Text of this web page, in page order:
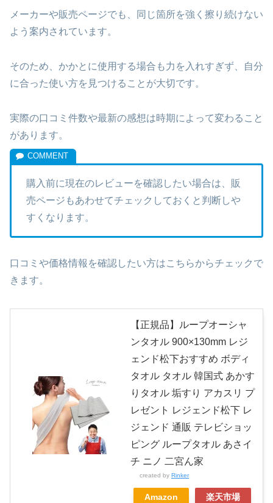
メーカーや販売ページでも、同じ箇所を強く擦り続けない
よう案内されています。
そのため、かかとに使用する場合も力を入れすぎず、自分
に合った使い方を見つけることが大切です。
実際の口コミ件数や最新の感想は時期によって変わること
があります。
購入前に現在のレビューを確認したい場合は、販
売ページもあわせてチェックしておくと判断しや
すくなります。
口コミや価格情報を確認したい方はこちらからチェックで
きます。
【正規品】ループオーシャ
ンタオル 900×130mm レジ
ェンド松下おすすめ ボディ
タオル タオル 韓国式 あかす
りタオル 垢すり アカスリ プ
レゼント レジェンド松下 レ
ジェンド 通販 テレビショッ
ピング ループタオル あさイ
チ ニノ 二宮ん家
created by Rinker
Amazon 楽天市場